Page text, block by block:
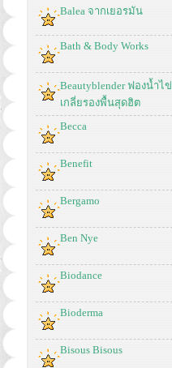
Balea จากเยอรมัน
Bath & Body Works
Beautyblender ฟองน้ำไข่
เกลี่ยรองพื้นสุดฮิต
Becca
Benefit
Bergamo
Ben Nye
Biodance
Bioderma
Bisous Bisous